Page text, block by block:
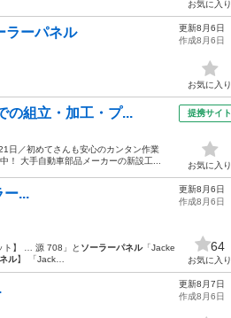
お気に入り
ーパネル
更新8月6日
作成8月6日
お気に入り
組立・加工・プ...
日／初めてさんも安心のカンタン作業
！ 大手自動車部品メーカーの新設工...
提携サイト
お気に入り
ー...
ト】 … 源 708」と ソーラーパネル「Jacke
ル】 「Jack…
更新8月6日
作成8月6日
64
お気に入り
更新8月7日
作成8月6日